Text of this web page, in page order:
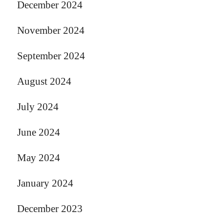
December 2024
November 2024
September 2024
August 2024
July 2024
June 2024
May 2024
January 2024
December 2023